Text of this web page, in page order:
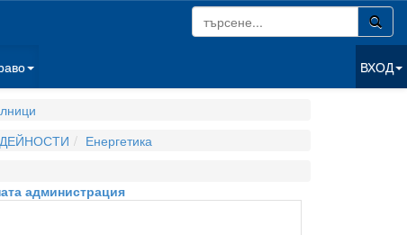
ВХОД
Енергетика
администрация